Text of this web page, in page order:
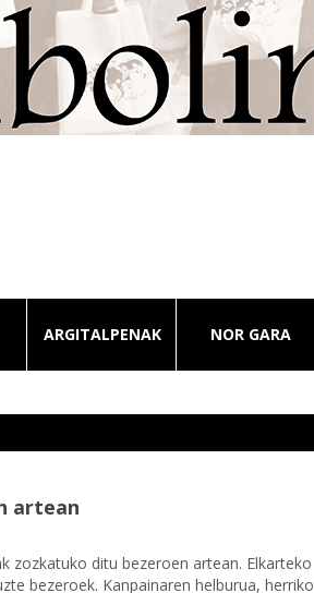
ARGITALPENAK NOR GARA
artean
zozkatuko ditu bezeroen artean. Elkarteko
bezeroek. Kanpainaren helburua, herriko